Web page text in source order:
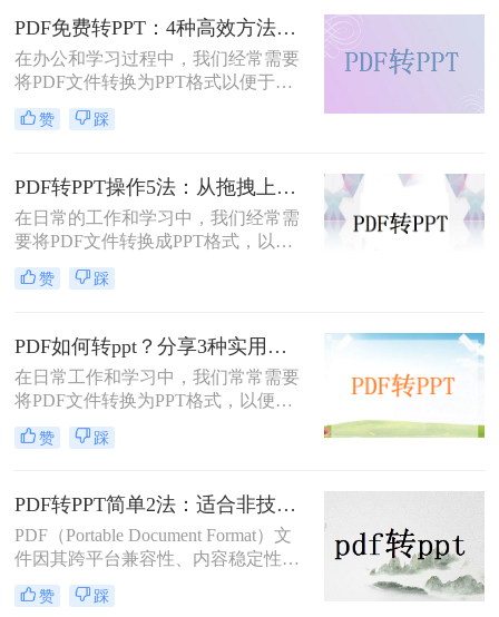
求选择最合适的方式。
PDF免费转PPT：4种高效方法的速度、精度和文件限制实测！
在办公和学习过程中，我们经常需要
将PDF文件转换为PPT格式以便于演
示或编辑。那么怎么免费把pdf转换成
ppt呢？本文将详细介绍几种免费的方
赞 踩
PDF转PPT操作5法：从拖拽上传到批量转换的完整步骤！
在日常的工作和学习中，我们经常需
要将PDF文件转换成PPT格式，以便
进行编辑、展示和分享。那么PDF怎
么转换成PPT呢？本文将介绍五种将
赞 踩
PDF如何转ppt？分享3种实用的压缩方法！
在日常工作和学习中，我们常常需要
将PDF文件转换为PPT格式，以便进
行演示或进一步编辑。PDF文件以其
固定格式和跨平台的优势而广受欢
辑功能和动态展示效果。那么PDF如
何转PPT呢？本文将介绍三种将PDF
转换为PPT的方法，帮助您轻松完成
这一任务。
赞 踩
PDF转PPT简单2法：适合非技术用户的快速操作流程！
PDF（Portable Document Format）文
件因其跨平台兼容性、内容稳定性和
不易被篡改的特性，在文档分享、存
档和打印中得到了广泛应用。然而，
赞 踩